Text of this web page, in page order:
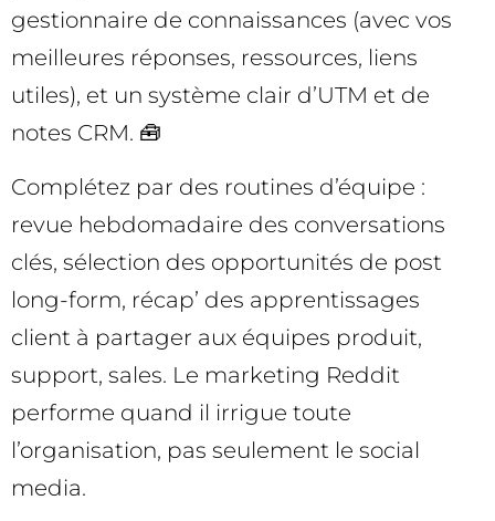
gestionnaire de connaissances (avec vos
meilleures réponses, ressources, liens
utiles), et un système clair d’UTM et de
notes CRM. 🧰
Complétez par des routines d’équipe :
revue hebdomadaire des conversations
clés, sélection des opportunités de post
long-form, récap’ des apprentissages
client à partager aux équipes produit,
support, sales. Le marketing Reddit
performe quand il irrigue toute
l’organisation, pas seulement le social
media.